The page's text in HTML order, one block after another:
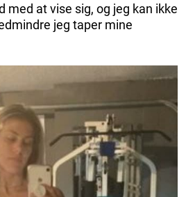
med at vise sig, og jeg kan ikke
jeg taper mine